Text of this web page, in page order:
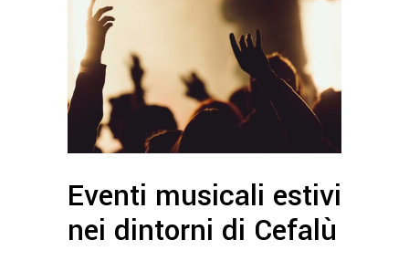
Eventi musicali estivi
nei dintorni di Cefalù